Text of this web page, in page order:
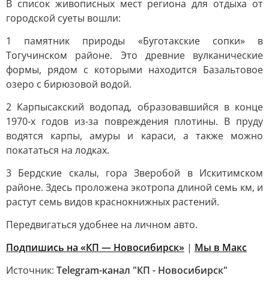
В список живописных мест региона для отдыха от
городской суеты вошли:
1 памятник природы «Буготакские сопки» в
Тогучинском районе. Это древние вулканические
формы, рядом с которыми находится Базальтовое
озеро с бирюзовой водой.
2 Карпысакский водопад, образовавшийся в конце
1970-х годов из-за повреждения плотины. В пруду
водятся карпы, амуры и караси, а также можно
покататься на лодках.
3 Бердские скалы, гора Зверобой в Искитимском
районе. Здесь проложена экотропа длиной семь км, и
растут семь видов краснокнижных растений.
Передвигаться удобнее на личном авто.
Подпишись на «КП — Новосибирск» | Мы в Mакс
Источник: Telegram-канал "КП - Новосибирск"